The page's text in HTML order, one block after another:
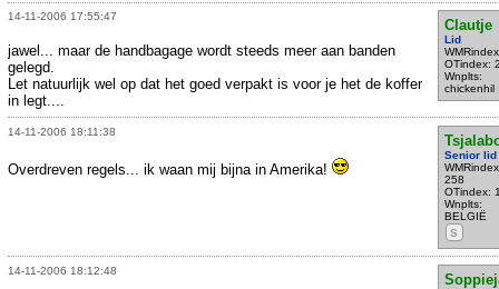
14-11-2006 17:55:47
Clautje
Lid
OTindex:
Wnplts:
chickenhil
jawel... maar de handbagage wordt steeds meer aan banden
gelegd.
Let natuurlijk wel op dat het goed verpakt is voor je het de koffer
in legt....
14-11-2006 18:11:38
Senior lid
258
OTindex:
Wnplts:
BELGIË
S
Overdreven regels... ik waan mij bijna in Amerika!
14-11-2006 18:12:48